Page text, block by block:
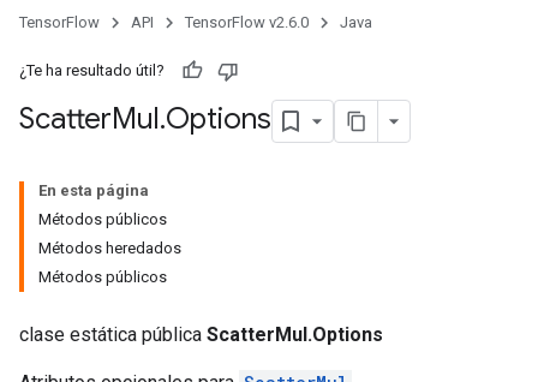
TensorFlow API TensorFlow v2.6.0 Java
¿Te ha resultado útil?
ScatterMul.Options
En esta página
Métodos públicos
Métodos heredados
Métodos públicos
clase estática pública ScatterMul.Options